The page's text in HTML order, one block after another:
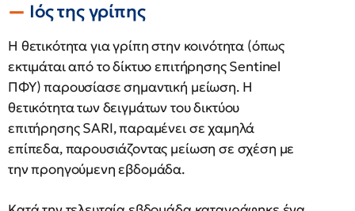
Ιός της γρίπης
Η θετικότητα για γρίπη στην κοινότητα (όπως
εκτιμάται από το δίκτυο επιτήρησης Sentinel
ΠΦΥ) παρουσίασε σημαντική μείωση. Η
θετικότητα των δειγμάτων του δικτύου
επιτήρησης SARI, παραμένει σε χαμηλά
επίπεδα, παρουσιάζοντας μείωση σε σχέση με
την προηγούμενη εβδομάδα.